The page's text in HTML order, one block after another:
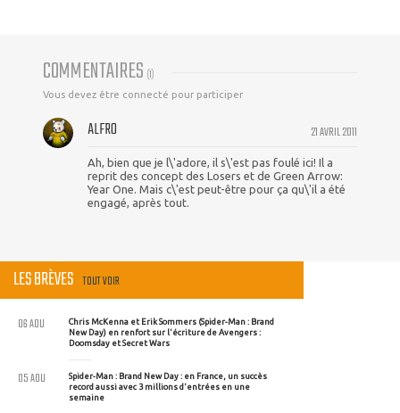
COMMENTAIRES (1)
Vous devez être connecté pour participer
21 AVRIL 2011
ALFRO
Ah, bien que je l\'adore, il s\'est pas foulé ici! Il a
reprit des concept des Losers et de Green Arrow:
Year One. Mais c\'est peut-être pour ça qu\'il a été
engagé, après tout.
LES BRÈVES TOUT VOIR
Chris McKenna et Erik Sommers (Spider-Man : Brand
New Day) en renfort sur l'écriture de Avengers :
Doomsday et Secret Wars
06 AOU
Spider-Man : Brand New Day : en France, un succès
record aussi avec 3 millions d'entrées en une
semaine
05 AOU